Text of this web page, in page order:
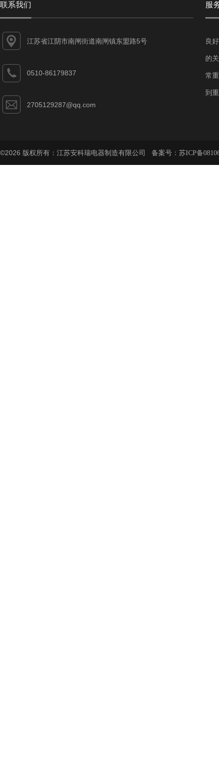
联系我们
江苏省江阴市南闸街道南闸镇东盟路5号
0510-86179837
2705129287@qq.com
服
良
的
常
到
©2026 版权所有：江苏安科瑞电器制造有限公司 备案号： 苏ICP备